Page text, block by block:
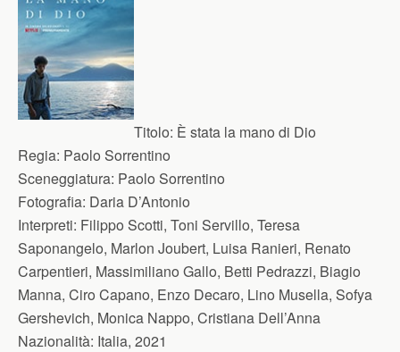
Titolo: È stata la mano di Dio
Regia: Paolo Sorrentino
Sceneggiatura: Paolo Sorrentino
Fotografia: Daria D’Antonio
Interpreti: Filippo Scotti, Toni Servillo, Teresa
Saponangelo, Marlon Joubert, Luisa Ranieri, Renato
Carpentieri, Massimiliano Gallo, Betti Pedrazzi, Biagio
Manna, Ciro Capano, Enzo Decaro, Lino Musella, Sofya
Gershevich, Monica Nappo, Cristiana Dell’Anna
Nazionalità: Italia, 2021